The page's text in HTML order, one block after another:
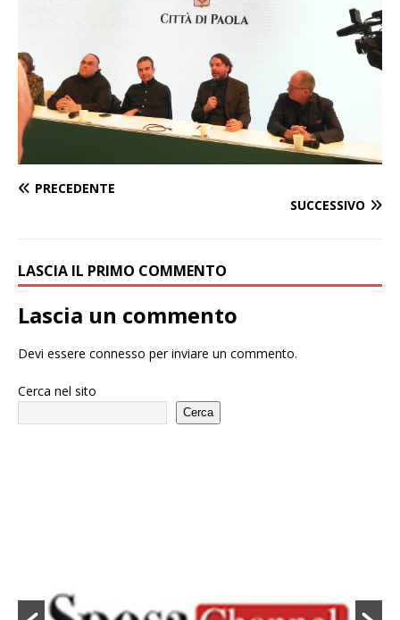
PRECEDENTE
SUCCESSIVO
LASCIA IL PRIMO COMMENTO
Lascia un commento
Devi essere connesso per inviare un commento.
Cerca nel sito
Cerca